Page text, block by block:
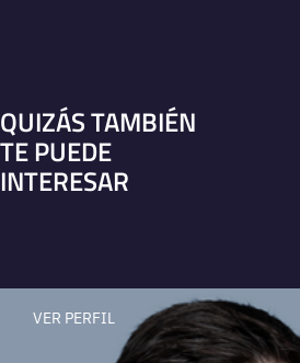
QUIZÁS TAMBIÉN
TE PUEDE
INTERESAR
VER PERFIL